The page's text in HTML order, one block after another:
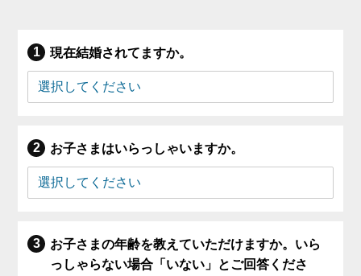
現在結婚されてますか。
お子さまはいらっしゃいますか。
お子さまの年齢を教えていただけますか。いら
っしゃらない場合「いない」とご回答くださ